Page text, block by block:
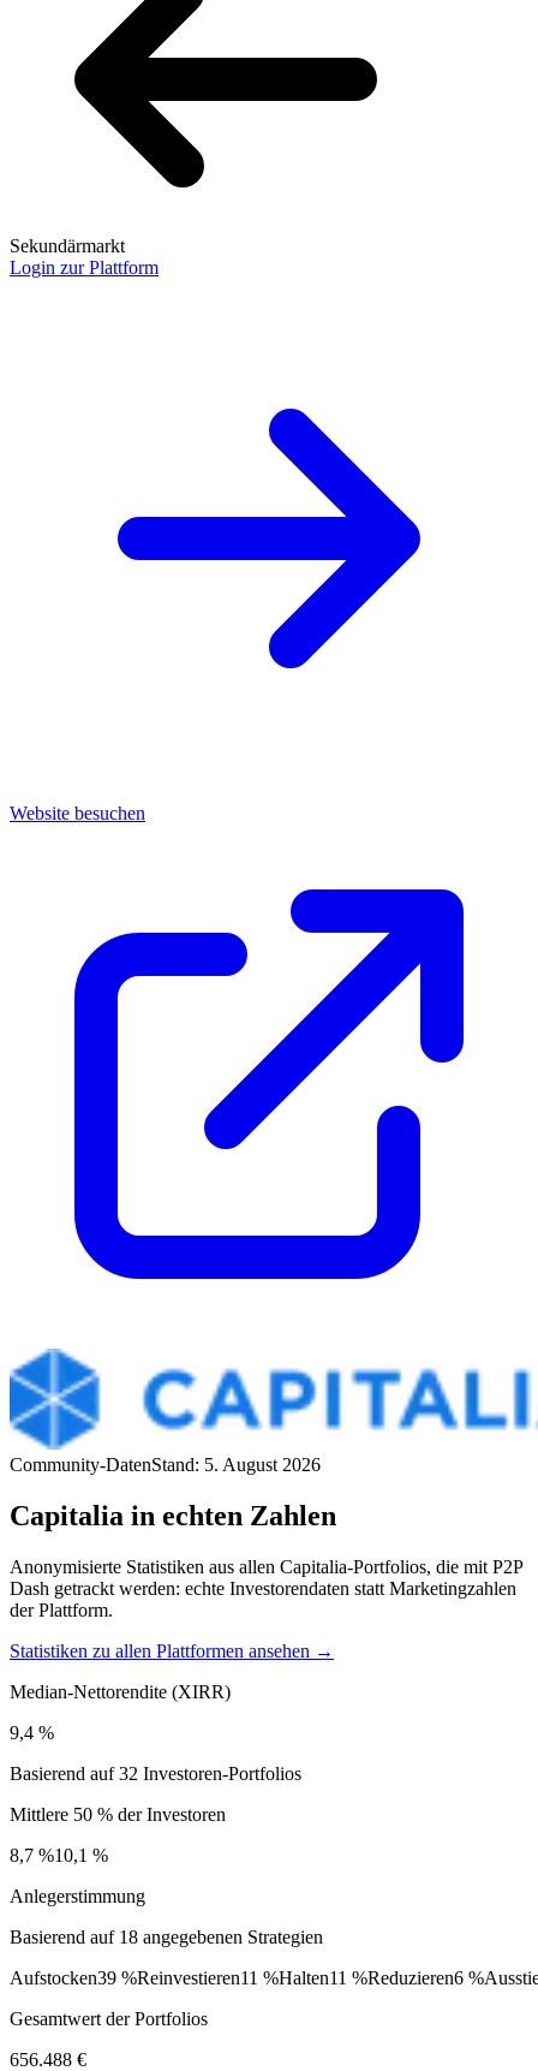
Sekundärmarkt
Login zur Plattform
Website besuchen
Community-DatenStand: 5. August 2026
Capitalia in echten Zahlen
Anonymisierte Statistiken aus allen Capitalia-Portfolios, die mit P2P
Dash getrackt werden: echte Investorendaten statt Marketingzahlen
der Plattform.
Statistiken zu allen Plattformen ansehen →
Median-Nettorendite (XIRR)
9,4 %
Basierend auf 32 Investoren-Portfolios
Mittlere 50 % der Investoren
8,7 %10,1 %
Anlegerstimmung
Basierend auf 18 angegebenen Strategien
Aufstocken39 %Reinvestieren11 %Halten11 %Reduzieren6 %
Gesamtwert der Portfolios
656.488 €